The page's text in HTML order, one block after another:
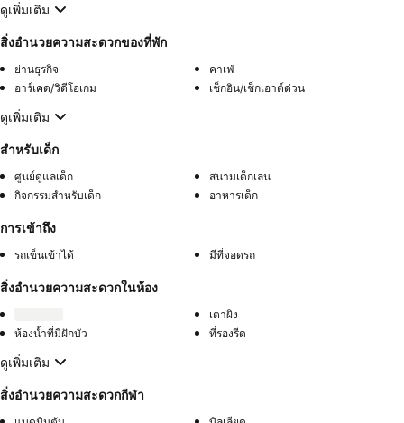
ดูเพิ่มเติม
สิ่งอำนวยความสะดวกของที่พัก
ย่านธุรกิจ
คาเฟ่
อาร์เคด/วิดีโอเกม
เช็กอิน/เช็กเอาต์ด่วน
ดูเพิ่มเติม
สำหรับเด็ก
ศูนย์ดูแลเด็ก
สนามเด็กเล่น
กิจกรรมสำหรับเด็ก
อาหารเด็ก
การเข้าถึง
รถเข็นเข้าได้ มีที่จอดรถ
สิ่งอำนวยความสะดวกในห้อง
เตาผิง
ห้องน้ำที่มีฝักบัว
ที่รองรีด
ดูเพิ่มเติม
สิ่งอำนวยความสะดวกกีฬา